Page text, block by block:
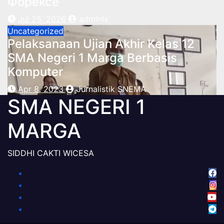
Uncategorized
Pelaksanaan Ujian Akhir Kelas 12
SMA Negeri 1 Marga Berbasis
Komputer
Apr 8, 2023 Jurnalistik SNEMA
SMA NEGERI 1
MARGA
SIDDHI CAKTI WICESA